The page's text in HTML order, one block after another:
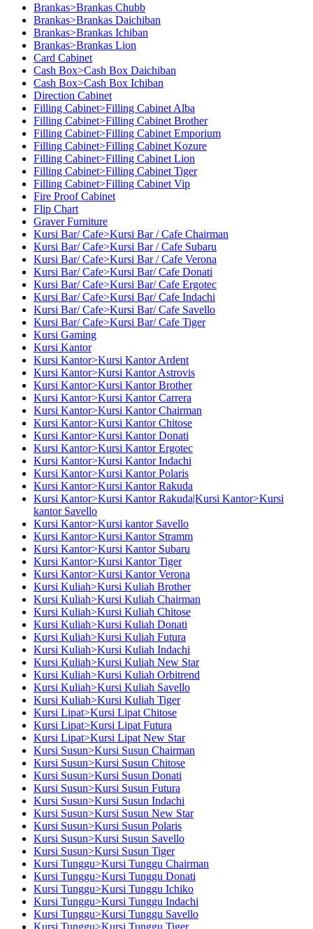
Brankas>Brankas Chubb
Brankas>Brankas Daichiban
Brankas>Brankas Ichiban
Brankas>Brankas Lion
Card Cabinet
Cash Box>Cash Box Daichiban
Cash Box>Cash Box Ichiban
Direction Cabinet
Filling Cabinet>Filling Cabinet Alba
Filling Cabinet>Filling Cabinet Brother
Filling Cabinet>Filling Cabinet Emporium
Filling Cabinet>Filling Cabinet Kozure
Filling Cabinet>Filling Cabinet Lion
Filling Cabinet>Filling Cabinet Tiger
Filling Cabinet>Filling Cabinet Vip
Fire Proof Cabinet
Flip Chart
Graver Furniture
Kursi Bar/ Cafe>Kursi Bar / Cafe Chairman
Kursi Bar/ Cafe>Kursi Bar / Cafe Subaru
Kursi Bar/ Cafe>Kursi Bar / Cafe Verona
Kursi Bar/ Cafe>Kursi Bar/ Cafe Donati
Kursi Bar/ Cafe>Kursi Bar/ Cafe Ergotec
Kursi Bar/ Cafe>Kursi Bar/ Cafe Indachi
Kursi Bar/ Cafe>Kursi Bar/ Cafe Savello
Kursi Bar/ Cafe>Kursi Bar/ Cafe Tiger
Kursi Gaming
Kursi Kantor
Kursi Kantor>Kursi Kantor Ardent
Kursi Kantor>Kursi Kantor Astrovis
Kursi Kantor>Kursi Kantor Brother
Kursi Kantor>Kursi Kantor Carrera
Kursi Kantor>Kursi Kantor Chairman
Kursi Kantor>Kursi Kantor Chitose
Kursi Kantor>Kursi Kantor Donati
Kursi Kantor>Kursi Kantor Ergotec
Kursi Kantor>Kursi Kantor Indachi
Kursi Kantor>Kursi Kantor Polaris
Kursi Kantor>Kursi Kantor Rakuda
Kursi Kantor>Kursi Kantor Rakuda|Kursi Kantor>Kursi
kantor Savello
Kursi Kantor>Kursi kantor Savello
Kursi Kantor>Kursi Kantor Stramm
Kursi Kantor>Kursi Kantor Subaru
Kursi Kantor>Kursi Kantor Tiger
Kursi Kantor>Kursi Kantor Verona
Kursi Kuliah>Kursi Kuliah Brother
Kursi Kuliah>Kursi Kuliah Chairman
Kursi Kuliah>Kursi Kuliah Chitose
Kursi Kuliah>Kursi Kuliah Donati
Kursi Kuliah>Kursi Kuliah Futura
Kursi Kuliah>Kursi Kuliah Indachi
Kursi Kuliah>Kursi Kuliah New Star
Kursi Kuliah>Kursi Kuliah Orbitrend
Kursi Kuliah>Kursi Kuliah Savello
Kursi Kuliah>Kursi Kuliah Tiger
Kursi Lipat>Kursi Lipat Chitose
Kursi Lipat>Kursi Lipat Futura
Kursi Lipat>Kursi Lipat New Star
Kursi Susun>Kursi Susun Chairman
Kursi Susun>Kursi Susun Chitose
Kursi Susun>Kursi Susun Donati
Kursi Susun>Kursi Susun Futura
Kursi Susun>Kursi Susun Indachi
Kursi Susun>Kursi Susun New Star
Kursi Susun>Kursi Susun Polaris
Kursi Susun>Kursi Susun Savello
Kursi Susun>Kursi Susun Tiger
Kursi Tunggu>Kursi Tunggu Chairman
Kursi Tunggu>Kursi Tunggu Donati
Kursi Tunggu>Kursi Tunggu Ichiko
Kursi Tunggu>Kursi Tunggu Indachi
Kursi Tunggu>Kursi Tunggu Savello
Kursi Tunggu>Kursi Tunggu Tiger